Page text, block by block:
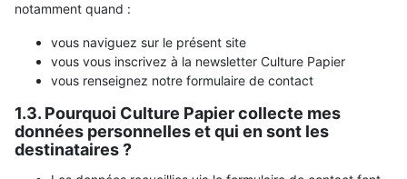
notamment quand :
vous naviguez sur le présent site
vous vous inscrivez à la newsletter Culture Papier
vous renseignez notre formulaire de contact
1.3. Pourquoi Culture Papier collecte mes
données personnelles et qui en sont les
destinataires ?